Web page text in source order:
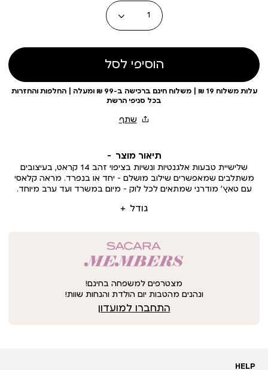
כמות
הוסיפי לסל
עלות משלוח 19 ₪ | משלוח חינם ברכישה ב-99 ₪ ומעלה | החלפות והחזרות
בכל סניפי הרשת
תיאור מוצר
גודל
שלישיית טבעות אלגנטיות ונשיות בציפוי זהב 14 קראט, בעיצובים
משתלבים שמאפשרים שילוב מושלם – יחד או בנפרד. מראה קלאסי
עם טאץ’ מודרני שמתאים לכל לוק – מיום במשרד ועד ערב מיוחד.
מצטרפים למשפחה בחינם!
ונהנים מהטבות יום הולדת והנחות שוות!
התחברו למועדון
HELP
HELP